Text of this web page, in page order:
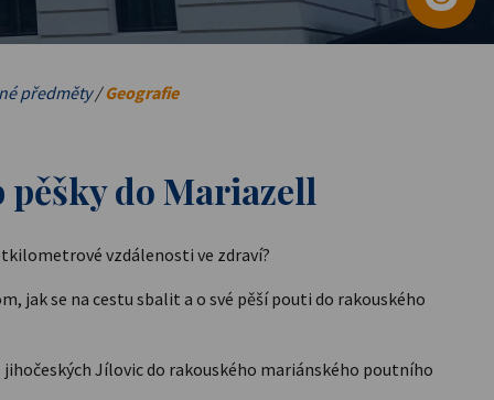
předměty/Geografie
pěšky do Mariazell
vzdálenosti ve zdraví?
jak se na cestu sbalit a o své pěší pouti do rakouského
Jílovic do rakouského mariánského poutního